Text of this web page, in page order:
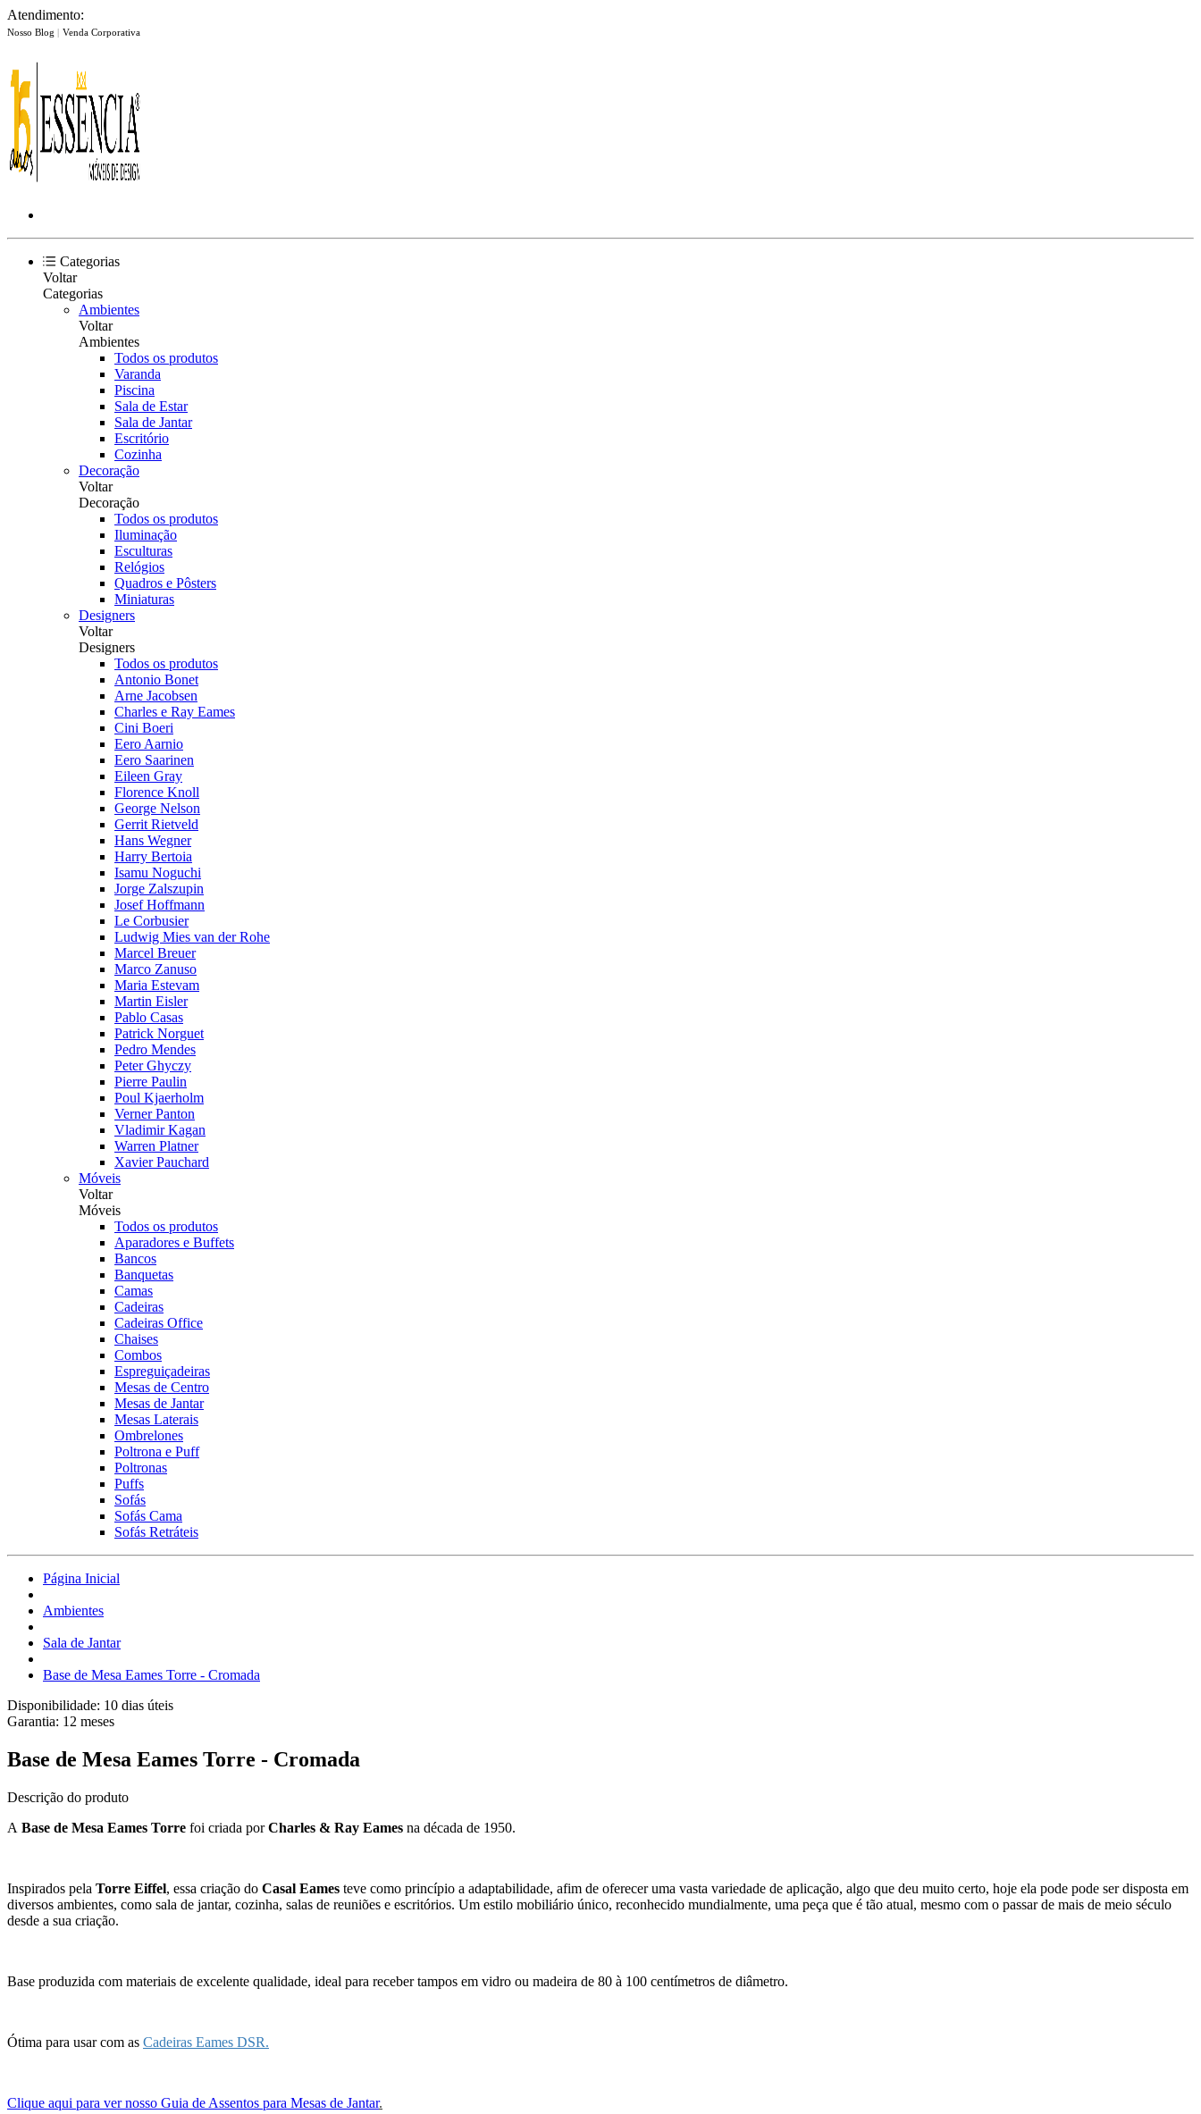
Atendimento:
Nosso Blog | Venda Corporativa
Categorias
Voltar
Categorias
Ambientes
Voltar
Ambientes
Todos os produtos
Varanda
Piscina
Sala de Estar
Sala de Jantar
Escritório
Cozinha
Decoração
Voltar
Decoração
Todos os produtos
Iluminação
Esculturas
Relógios
Quadros e Pôsters
Miniaturas
Designers
Voltar
Designers
Todos os produtos
Antonio Bonet
Arne Jacobsen
Charles e Ray Eames
Cini Boeri
Eero Aarnio
Eero Saarinen
Eileen Gray
Florence Knoll
George Nelson
Gerrit Rietveld
Hans Wegner
Harry Bertoia
Isamu Noguchi
Jorge Zalszupin
Josef Hoffmann
Le Corbusier
Ludwig Mies van der Rohe
Marcel Breuer
Marco Zanuso
Maria Estevam
Martin Eisler
Pablo Casas
Patrick Norguet
Pedro Mendes
Peter Ghyczy
Pierre Paulin
Poul Kjaerholm
Verner Panton
Vladimir Kagan
Warren Platner
Xavier Pauchard
Móveis
Voltar
Móveis
Todos os produtos
Aparadores e Buffets
Bancos
Banquetas
Camas
Cadeiras
Cadeiras Office
Chaises
Combos
Espreguiçadeiras
Mesas de Centro
Mesas de Jantar
Mesas Laterais
Ombrelones
Poltrona e Puff
Poltronas
Puffs
Sofás
Sofás Cama
Sofás Retráteis
Página Inicial
Ambientes
Sala de Jantar
Base de Mesa Eames Torre - Cromada
Disponibilidade: 10 dias úteis
Garantia: 12 meses
Base de Mesa Eames Torre - Cromada
Descrição do produto
A Base de Mesa Eames Torre foi criada porCharles & Ray Eames na década de 1950.
Inspirados pela Torre Eiffel, essa criação do Casal Eames teve como princípio a adaptabilidade, afim de oferecer uma vasta variedade de aplicação, algo que deu muito certo, hoje ela pode pode ser disposta em
diversos ambientes, como sala de jantar, cozinha, salas de reuniões e escritórios. Um estilo mobiliário único, reconhecido mundialmente, uma peça que é tão atual, mesmo com o passar de mais de meio século
desde a sua criação.
Base produzida com materiais de excelente qualidade, ideal para receber tampos em vidro ou madeira de 80 à 100 centímetros de diâmetro.
Ótima para usar com as Cadeiras Eames DSR.
Clique aqui para ver nosso Guia de Assentos para Mesas de Jantar.